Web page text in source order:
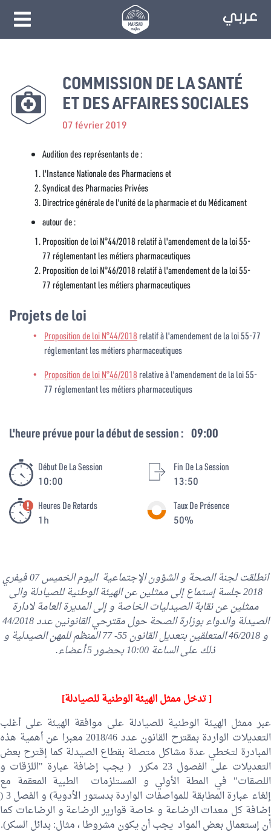
COMMISSION DE LA SANTÉ
ET DES AFFAIRES SOCIALES
07 février 2019
Audition des représentants de :
l'Instance Nationale des Pharmaciens et
Syndicat des Pharmacies Privées
Directrice générale de l'unité de la pharmacie et du Médicament
autour de :
Proposition de loi N°44/2018 relatif à l'amendement de la loi 55-
77 réglementant les métiers pharmaceutiques
Proposition de loi N°46/2018 relatif à l'amendement de la loi 55-
77 réglementant les métiers pharmaceutiques
Projets de loi
Proposition de loi N°44/2018relatif à l'amendement de la loi 55-77
réglementant les métiers pharmaceutiques
Proposition de loi N°46/2018relative à l'amendement de la loi 55-
77 réglementant les métiers pharmaceutiques
L'heure prévue pour la début de session : 09:00
Début De La Session
10:00
Fin De La Session
13:50
Heures De Retards
1h
Taux De Présence
50%
انطلقت لجنة الصحة و الشؤون الإجتماعية اليوم الخميس 07 فيفري
2018 جلسة إستماع إلى ممثلين عن الهيئة الوطنية للصيادلة والى
ممثلين عن نقابة الصيدليات الخاصة و إلى المديرة العامة لادارة
الصيدلة والدواء بوزارة الصحة حول مقترحي القانونين عدد 44/2018
و 46/2018 المتعلقين بتعديل القانون 55- 77 المنظم للمهن الصيدلية و
ذلك على الساعة 10:00 بحضور 5 أعضاء.
[ تدخل ممثل الهيئة الوطنية للصيادلة]
عبر ممثل الهيئة الوطنية للصيادلة على موافقة الهيئة على أغلب
التعديلات الواردة بمقترح القانون عدد 2018/46 معبرا عن أهمية هذه
المبادرة لتخطي عدة مشاكل متصلة بقطاع الصيدلة كما إقترح بعض
التعديلات على الفصول 23 مكرر ( يجب إضافة عبارة "اللزقات و
اللصقات" في المطة الأولي و المستلزمات الطبية المعقمة مع
إلغاء عبارة المطابقة للمواصفات الواردة بدستور الأدوية) و الفصل 3 (
إضافة كل معدات الرضاعة و خاصة قوارير الرضاعة و الرضاعات كما
أن إستعمال بعض المواد يجب أن يكون مشروطا ، مثال: بدائل السكر).